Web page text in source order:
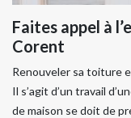
Faites appel à
Corent
Renouveler sa toiture
Il s’agit d’un travail
de maison se doit de